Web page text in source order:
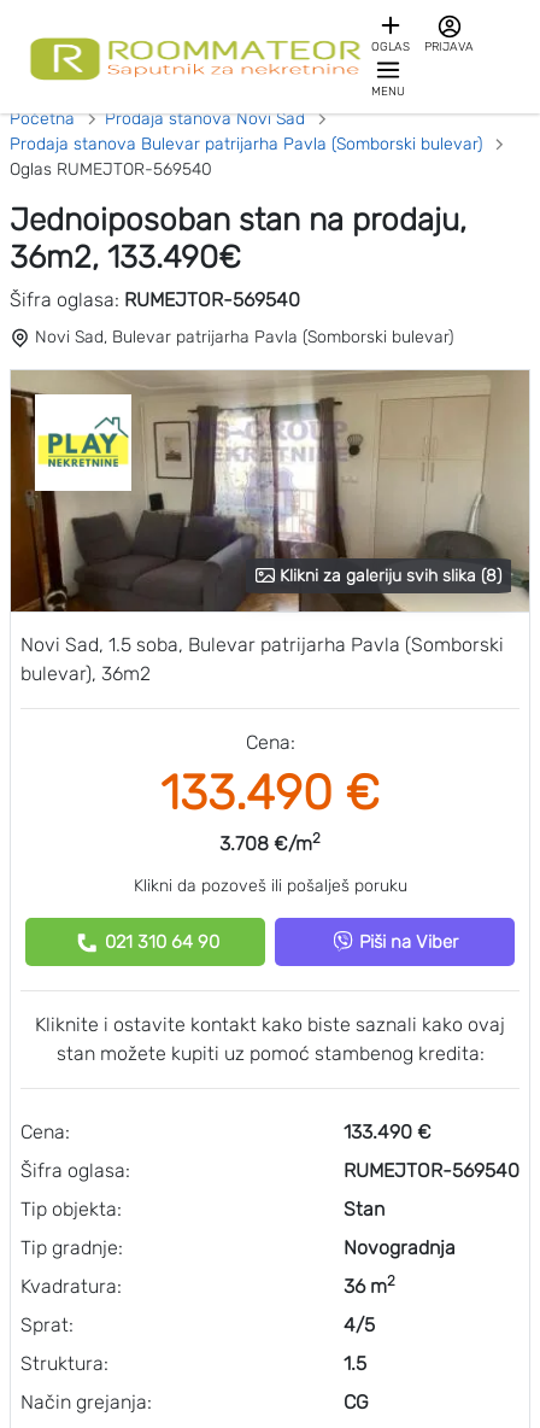
OGLAS PRIJAVA
MENU
Početna
Prodaja stanova Novi Sad
Prodaja stanova Bulevar patrijarha Pavla (Somborski bulevar)
Oglas RUMEJTOR-569540
Jednoiposoban stan na prodaju,
36m2, 133.490€
Šifra oglasa: RUMEJTOR-569540
Novi Sad, Bulevar patrijarha Pavla (Somborski bulevar)
Klikni za galeriju svih slika (8)
Novi Sad, 1.5 soba, Bulevar patrijarha Pavla (Somborski
bulevar), 36m2
Cena:
133.490 €
3.708 €/m2
Klikni da pozoveš ili pošalješ poruku
021 310 64 90 Piši na Viber
Kliknite i ostavite kontakt kako biste saznali kako ovaj
stan možete kupiti uz pomoć stambenog kredita:
Cena:
Šifra oglasa:
Tip objekta:
Tip gradnje:
Kvadratura:
Sprat:
Struktura:
Način grejanja:
133.490 €
RUMEJTOR-569540
Stan
Novogradnja
36 m2
4/5
1.5
CG